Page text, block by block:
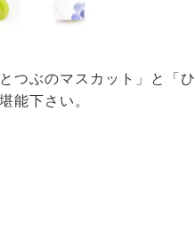
つぶのマスカット」と「ひ
能下さい。